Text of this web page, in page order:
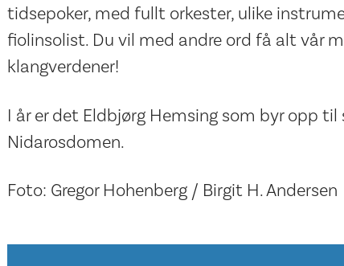
tidsepoker, med fullt orkester, ulike
fiolinsolist. Du vil med andre ord få alt vår
klangverdener!
I år er det Eldbjørg Hemsing som byr opp
Nidarosdomen.
Foto: Gregor Hohenberg / Birgit H. Andersen